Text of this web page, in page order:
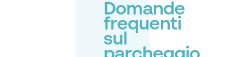
Domande
frequenti
sul